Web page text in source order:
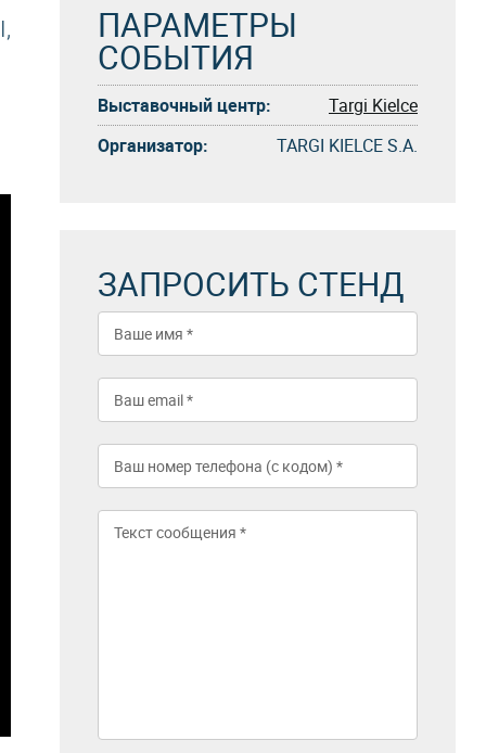
ПАРАМЕТРЫ
СОБЫТИЯ
Выставочный центр:
Targi Kielce
Организатор:
TARGI KIELCE S.A.
ЗАПРОСИТЬ СТЕНД